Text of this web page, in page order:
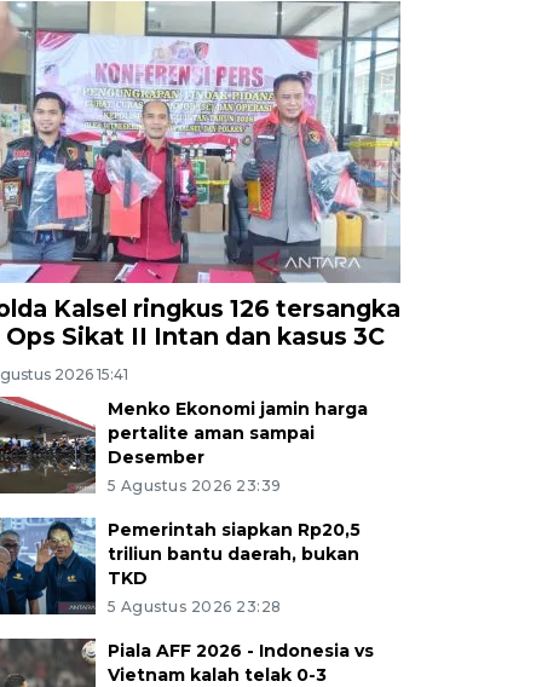
Kalsel ringkus 126 tersangka
Ops Sikat II Intan dan kasus 3C
2026 15:41
Menko Ekonomi jamin harga
pertalite aman sampai
Desember
5 Agustus 2026 23:39
Pemerintah siapkan Rp20,5
triliun bantu daerah, bukan
TKD
5 Agustus 2026 23:28
Piala AFF 2026 - Indonesia vs
Vietnam kalah telak 0-3